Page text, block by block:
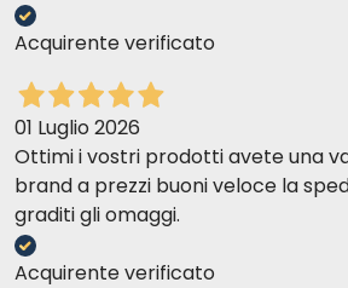
Acquirente verificato
01 Luglio 2026
Ottimi i vostri prodotti avete una
brand a prezzi buoni veloce la
graditi gli omaggi.
Acquirente verificato